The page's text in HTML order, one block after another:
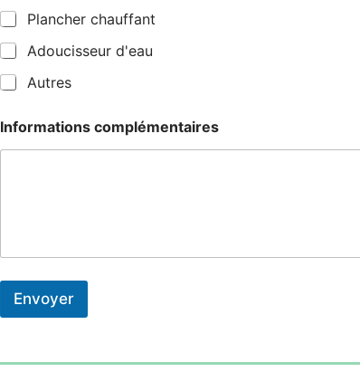
Plancher chauffant
Adoucisseur d'eau
Autres
Informations complémentaires
Envoyer